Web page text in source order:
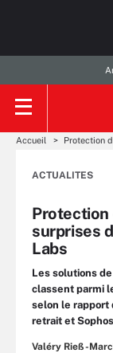
Accueil Protection
ACTUALITES
Protection
surprises
Labs
Les solutions
classent parmi
selon le rapport
retrait et
Valéry Rieß-